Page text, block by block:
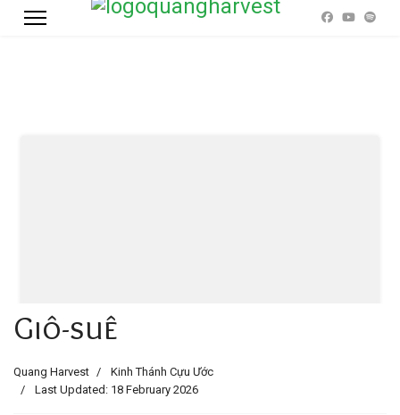
Giô-suê
Quang Harvest
Kinh Thánh Cựu Ước
Last Updated: 18 February 2026